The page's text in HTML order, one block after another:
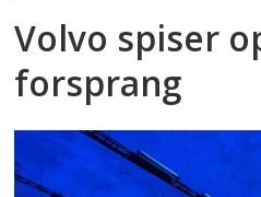
Volvo spiser
forsprang